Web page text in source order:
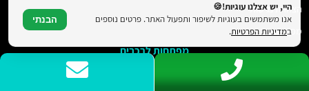
הצהרת נגישות
מפת האתר
מפתחות לרכבים
שכפול מפתחות לבמוו
היי, יש אצלנו עוגיות!🍪
אנו משתמשים בעוגיות לשיפור ותפעול האתר. פרטים נוספים
במדיניות הפרטיות.
הבנתי